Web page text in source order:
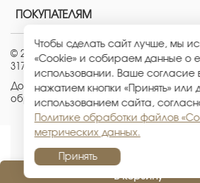
В корзину
ПОКУПАТЕЛЯМ
© 2026 ИП Кравченко Евгения
317665800226442
ИНН: 667100512881
Договор-оферта |Политика
обработки файлов «Cookie» и
Чтобы сделать сайт лучше, мы
«Cookie» и собираем данные о
использовании. Ваше согласие
нажатием кнопки «Принять» или
использованием сайта,
Политике обработки файлов
метрических данных.
Принять